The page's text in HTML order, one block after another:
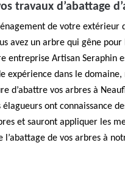
travaux d’abattage
de votre extérieur
avez un arbre qui gêne
entreprise Artisan Seraphin
expérience dans le
d’abattre vos arbres à
élagueurs ont connaissance
et sauront appliquer les
l’abattage de vos arbres à